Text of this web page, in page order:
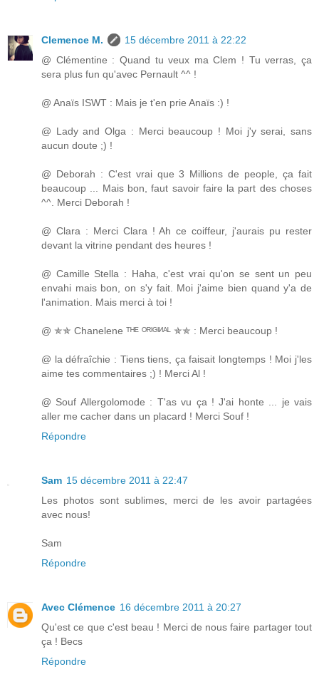
Clemence M.
15 décembre 2011 à 22:22
@ Clémentine : Quand tu veux ma Clem ! Tu verras, ça
sera plus fun qu'avec Pernault ^^ !
@ Anaïs ISWT : Mais je t'en prie Anaïs :) !
@ Lady and Olga : Merci beaucoup ! Moi j'y serai, sans
aucun doute ;) !
@ Deborah : C'est vrai que 3 Millions de people, ça fait
beaucoup ... Mais bon, faut savoir faire la part des choses
^^. Merci Deborah !
@ Clara : Merci Clara ! Ah ce coiffeur, j'aurais pu rester
devant la vitrine pendant des heures !
@ Camille Stella : Haha, c'est vrai qu'on se sent un peu
envahi mais bon, on s'y fait. Moi j'aime bien quand y'a de
l'animation. Mais merci à toi !
@ ✯✯ Chanelene ᵀᴴᴱ ᴼᴿᴵᴳᴵᴻᴬᴸ ✯✯ : Merci beaucoup !
@ la défraîchie : Tiens tiens, ça faisait longtemps ! Moi j'les
aime tes commentaires ;) ! Merci Al !
@ Souf Allergolomode : T'as vu ça ! J'ai honte ... je vais
aller me cacher dans un placard ! Merci Souf !
Répondre
Sam 15 décembre 2011 à 22:47
Les photos sont sublimes, merci de les avoir partagées
avec nous!
Sam
Répondre
Avec Clémence 16 décembre 2011 à 20:27
Qu'est ce que c'est beau ! Merci de nous faire partager tout
ça ! Becs
Répondre